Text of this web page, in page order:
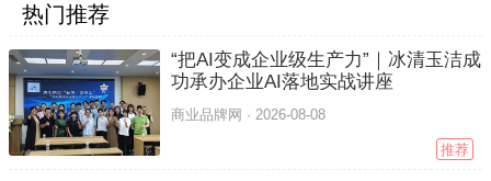
热门推荐
“把AI变成企业级生产力”｜冰清玉洁成
功承办企业AI落地实战讲座
商业品牌网 · 2026-08-08
推荐